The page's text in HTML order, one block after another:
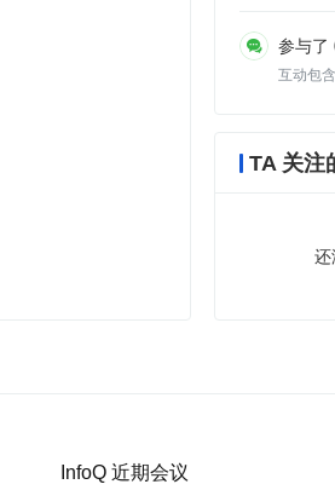
参与了
互动包
TA 关注
还
InfoQ 近期会议